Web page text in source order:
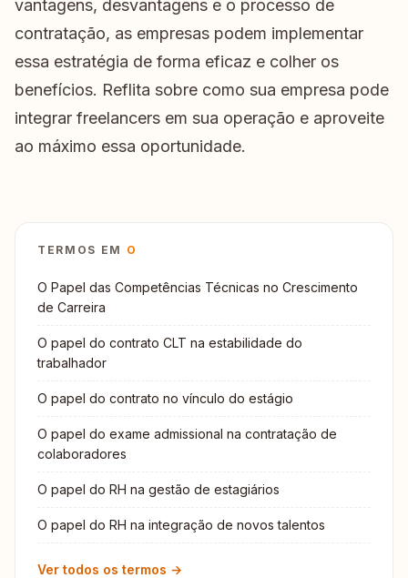
vantagens, desvantagens e o processo de
contratação, as empresas podem implementar
essa estratégia de forma eficaz e colher os
benefícios. Reflita sobre como sua empresa pode
integrar freelancers em sua operação e aproveite
ao máximo essa oportunidade.
TERMOS EM O
O Papel das Competências Técnicas no Crescimento
de Carreira
O papel do contrato CLT na estabilidade do
trabalhador
O papel do contrato no vínculo do estágio
O papel do exame admissional na contratação de
colaboradores
O papel do RH na gestão de estagiários
O papel do RH na integração de novos talentos
Ver todos os termos →